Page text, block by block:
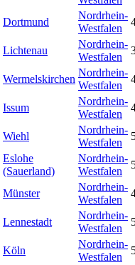
Dortmund
Nordrhein-
Westfalen
Lichtenau
Nordrhein-
Westfalen
Wermelskirchen
Nordrhein-
Westfalen
Issum
Nordrhein-
Westfalen
Wiehl
Nordrhein-
Westfalen
Eslohe
(Sauerland)
Nordrhein-
Westfalen
Münster
Nordrhein-
Westfalen
Lennestadt
Nordrhein-
Westfalen
Köln
Nordrhein-
Westfalen